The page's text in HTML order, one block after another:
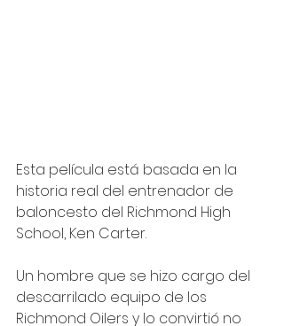
Esta película está basada en la
historia real del entrenador de
baloncesto del Richmond High
School, Ken Carter.
Un hombre que se hizo cargo del
descarrilado equipo de los
Richmond Oilers y lo convirtió no